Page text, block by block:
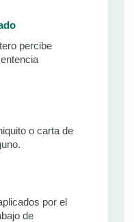
percibe
o carta de
por el
de